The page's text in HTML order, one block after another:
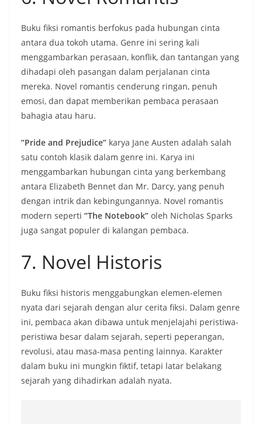
Buku fiksi romantis berfokus pada hubungan cinta
antara dua tokoh utama. Genre ini sering kali
menggambarkan perasaan, konflik, dan tantangan yang
dihadapi oleh pasangan dalam perjalanan cinta
mereka. Novel romantis cenderung ringan, penuh
emosi, dan dapat memberikan pembaca perasaan
bahagia atau haru.
“Pride and Prejudice” karya Jane Austen adalah salah
satu contoh klasik dalam genre ini. Karya ini
menggambarkan hubungan cinta yang berkembang
antara Elizabeth Bennet dan Mr. Darcy, yang penuh
dengan intrik dan kebingungannya. Novel romantis
modern seperti “The Notebook” oleh Nicholas Sparks
juga sangat populer di kalangan pembaca.
7. Novel Historis
Buku fiksi historis menggabungkan elemen-elemen
nyata dari sejarah dengan alur cerita fiksi. Dalam genre
ini, pembaca akan dibawa untuk menjelajahi peristiwa-
peristiwa besar dalam sejarah, seperti peperangan,
revolusi, atau masa-masa penting lainnya. Karakter
dalam buku ini mungkin fiktif, tetapi latar belakang
sejarah yang dihadirkan adalah nyata.